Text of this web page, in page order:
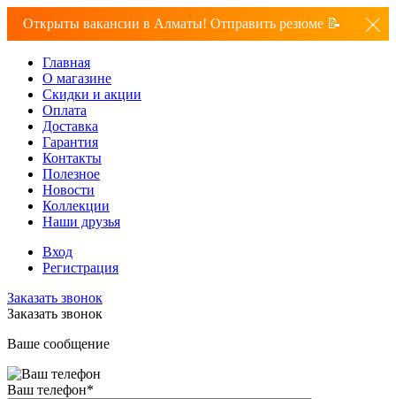
Открыты вакансии в Алматы! Отправить резюме 📝
Главная
О магазине
Скидки и акции
Оплата
Доставка
Гарантия
Контакты
Полезное
Новости
Коллекции
Наши друзья
Вход
Регистрация
Заказать звонок
Заказать звонок
Ваше сообщение
Ваш телефон*